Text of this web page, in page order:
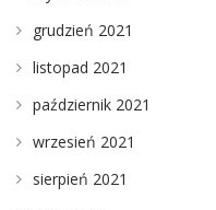
grudzień 2021
listopad 2021
październik 2021
wrzesień 2021
sierpień 2021